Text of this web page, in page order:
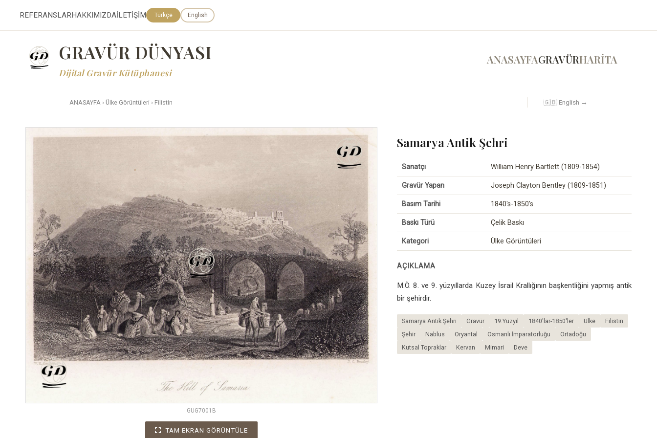
REFERANSLARHAKKIMIZDAİLETİŞİM Türkçe English
GRAVÜR DÜNYASI
Dijital Gravür Kütüphanesi
ANASAYFAGRAVÜRHARİTA
ANASAYFA › Ülke Görüntüleri › Filistin 🇬🇧 English →
GUG7001B
TAM EKRAN GÖRÜNTÜLE
Samarya Antik Şehri
Sanatçı William Henry Bartlett (1809-1854)
Gravür Yapan Joseph Clayton Bentley (1809-1851)
Basım Tarihi 1840's-1850's
Baskı Türü Çelik Baskı
Kategori Ülke Görüntüleri
AÇIKLAMA
M.Ö. 8. ve 9. yüzyıllarda Kuzey İsrail Krallığının başkentliğini yapmış antik
bir şehirdir.
Samarya Antik Şehri Gravür 19.Yüzyıl 1840'lar-1850'ler Ülke
Filistin
Şehir
Nablus Oryantal Osmanlı İmparatorluğu
Ortadoğu
Kutsal Topraklar
Kervan Mimari Deve